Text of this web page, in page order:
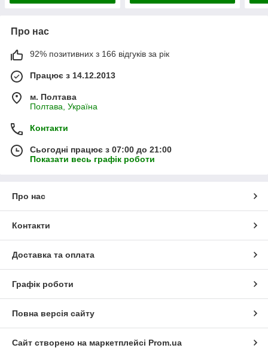
Про нас
92% позитивних з 166 відгуків за рік
Працює з 14.12.2013
м. Полтава
Полтава, Україна
Контакти
Сьогодні працює з 07:00 до 21:00
Показати весь графік роботи
Про нас
Контакти
Доставка та оплата
Графік роботи
Повна версія сайту
Сайт створено на маркетплейсі Prom.ua